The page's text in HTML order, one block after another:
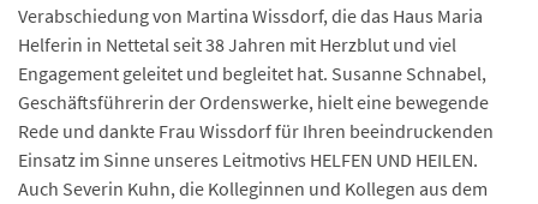
Verabschiedung von Martina Wissdorf, die das Haus Maria
Helferin in Nettetal seit 38 Jahren mit Herzblut und viel
Engagement geleitet und begleitet hat. Susanne Schnabel,
Geschäftsführerin der Ordenswerke, hielt eine bewegende
Rede und dankte Frau Wissdorf für Ihren beeindruckenden
Einsatz im Sinne unseres Leitmotivs HELFEN UND HEILEN.
Auch Severin Kuhn, die Kolleginnen und Kollegen aus dem